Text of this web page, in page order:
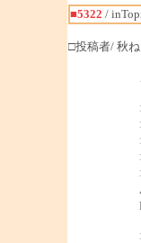
■5322 /
□投稿者/ 秋ね